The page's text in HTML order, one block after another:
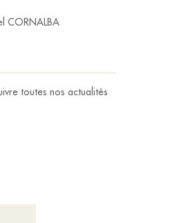
CORNALBA
toutes nos actualités